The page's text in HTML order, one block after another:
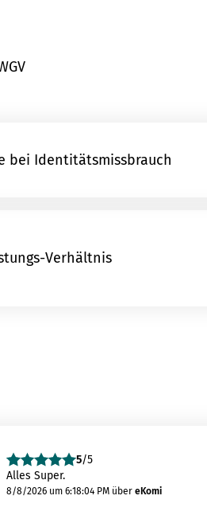
bei Identitätsmissbrauch
Verhältnis
5/5
Alles Super.
8/8/2026 um 6:18:04 PM übereKomi